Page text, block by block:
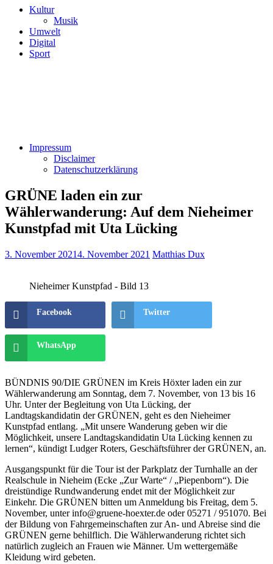
Kultur
Musik
Umwelt
Digital
Sport
Impressum
Disclaimer
Datenschutzerklärung
GRÜNE laden ein zur
Wählerwanderung: Auf dem Nieheimer
Kunstpfad mit Uta Lücking
3. November 20214. November 2021 Matthias Dux
Nieheimer Kunstpfad - Bild 13
Facebook Twitter
WhatsApp
BÜNDNIS 90/DIE GRÜNEN im Kreis Höxter laden ein zur
Wählerwanderung am Sonntag, dem 7. November, von 13 bis 16
Uhr. Unter der Begleitung von Uta Lücking, der
Landtagskandidatin der GRÜNEN, geht es den Nieheimer
Kunstpfad entlang. „Mit unsere Wanderung geben wir die
Möglichkeit, unsere Landtagskandidatin Uta Lücking kennen zu
lernen“, kündigt Ludger Roters, Geschäftsführer der GRÜNEN, an.
Ausgangspunkt für die Tour ist der Parkplatz der Turnhalle an der
Realschule in Nieheim (Ecke „Zur Warte“ / „Piepenborn“). Die
dreistündige Rundwanderung endet mit der Möglichkeit zur
Einkehr. Die GRÜNEN bitten um Anmeldung bis Freitag, dem 5.
November, unter info@gruene-hoexter.de oder 05271 / 951070. Bei
der Bildung von Fahrgemeinschaften zur An- und Abreise sind die
GRÜNEN gerne behilflich. Die Wählerwanderung richtet sich
natürlich zugleich an Frauen wie Männer. Um wettergemäße
Kleidung wird gebeten.